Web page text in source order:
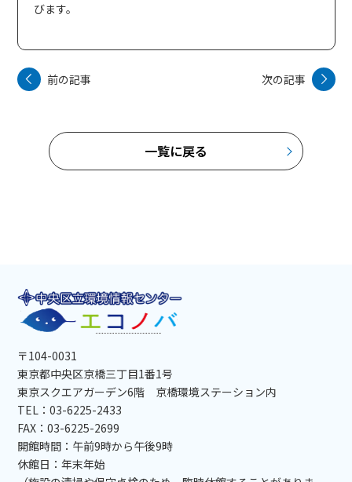
びます。
前の記事 次の記事
一覧に戻る
〒104-0031
東京都中央区京橋三丁目1番1号
東京スクエアガーデン6階 京橋環境ステーション内
TEL：03-6225-2433
FAX：03-6225-2699
開館時間：午前9時から午後9時
休館日：年末年始